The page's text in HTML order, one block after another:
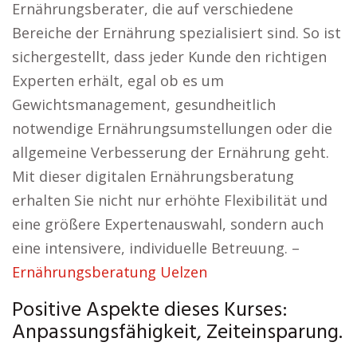
Ernährungsberater, die auf verschiedene
Bereiche der Ernährung spezialisiert sind. So ist
sichergestellt, dass jeder Kunde den richtigen
Experten erhält, egal ob es um
Gewichtsmanagement, gesundheitlich
notwendige Ernährungsumstellungen oder die
allgemeine Verbesserung der Ernährung geht.
Mit dieser digitalen Ernährungsberatung
erhalten Sie nicht nur erhöhte Flexibilität und
eine größere Expertenauswahl, sondern auch
eine intensivere, individuelle Betreuung. –
Ernährungsberatung Uelzen
Positive Aspekte dieses Kurses:
Anpassungsfähigkeit, Zeiteinsparung.